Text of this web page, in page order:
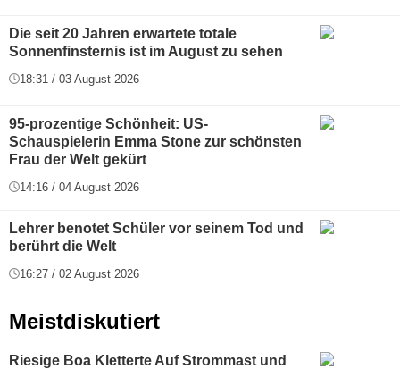
Die seit 20 Jahren erwartete totale
Sonnenfinsternis ist im August zu sehen
18:31 / 03 August 2026
95-prozentige Schönheit: US-
Schauspielerin Emma Stone zur schönsten
Frau der Welt gekürt
14:16 / 04 August 2026
Lehrer benotet Schüler vor seinem Tod und
berührt die Welt
16:27 / 02 August 2026
Meistdiskutiert
Riesige Boa Kletterte Auf Strommast und